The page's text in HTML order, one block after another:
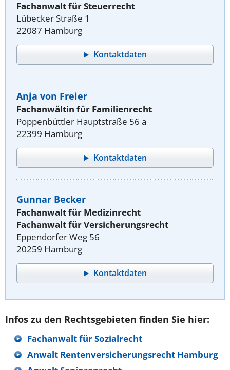
Fachanwalt für Steuerrecht
Lübecker Straße 1
22087 Hamburg
Kontaktdaten
Anja von Freier
Fachanwältin für Familienrecht
Poppenbüttler Hauptstraße 56 a
22399 Hamburg
Kontaktdaten
Gunnar Becker
Fachanwalt für Medizinrecht
Fachanwalt für Versicherungsrecht
Eppendorfer Weg 56
20259 Hamburg
Kontaktdaten
Infos zu den Rechtsgebieten finden Sie hier:
Fachanwalt für Sozialrecht
Anwalt Rentenversicherungsrecht Hamburg